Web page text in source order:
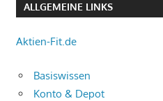
ALLGEMEINE LINKS
Aktien-Fit.de
Basiswissen
Konto & Depot